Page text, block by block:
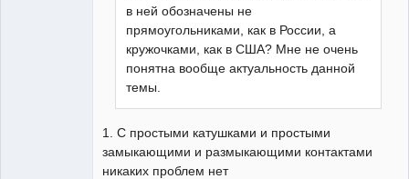
в ней обозначены не
прямоугольниками, как в России, а
кружочками, как в США? Мне не очень
понятна вообще актуальность данной
темы.
1. С простыми катушками и простыми
замыкающими и размыкающими контактами
никаких проблем нет